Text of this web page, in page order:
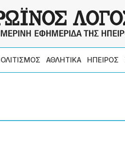
ΑΘΛΗΤΙΚΑ ΗΠΕΙΡΟΣ